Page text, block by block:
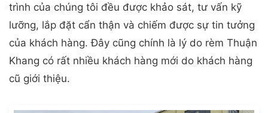
trình của chúng tôi đều được khảo sát, tư vấn kỹ
lưỡng, lắp đặt cẩn thận và chiếm được sự tin tưởng
của khách hàng. Đây cũng chính là lý do rèm Thuận
Khang có rất nhiều khách hàng mới do khách hàng
cũ giới thiệu.